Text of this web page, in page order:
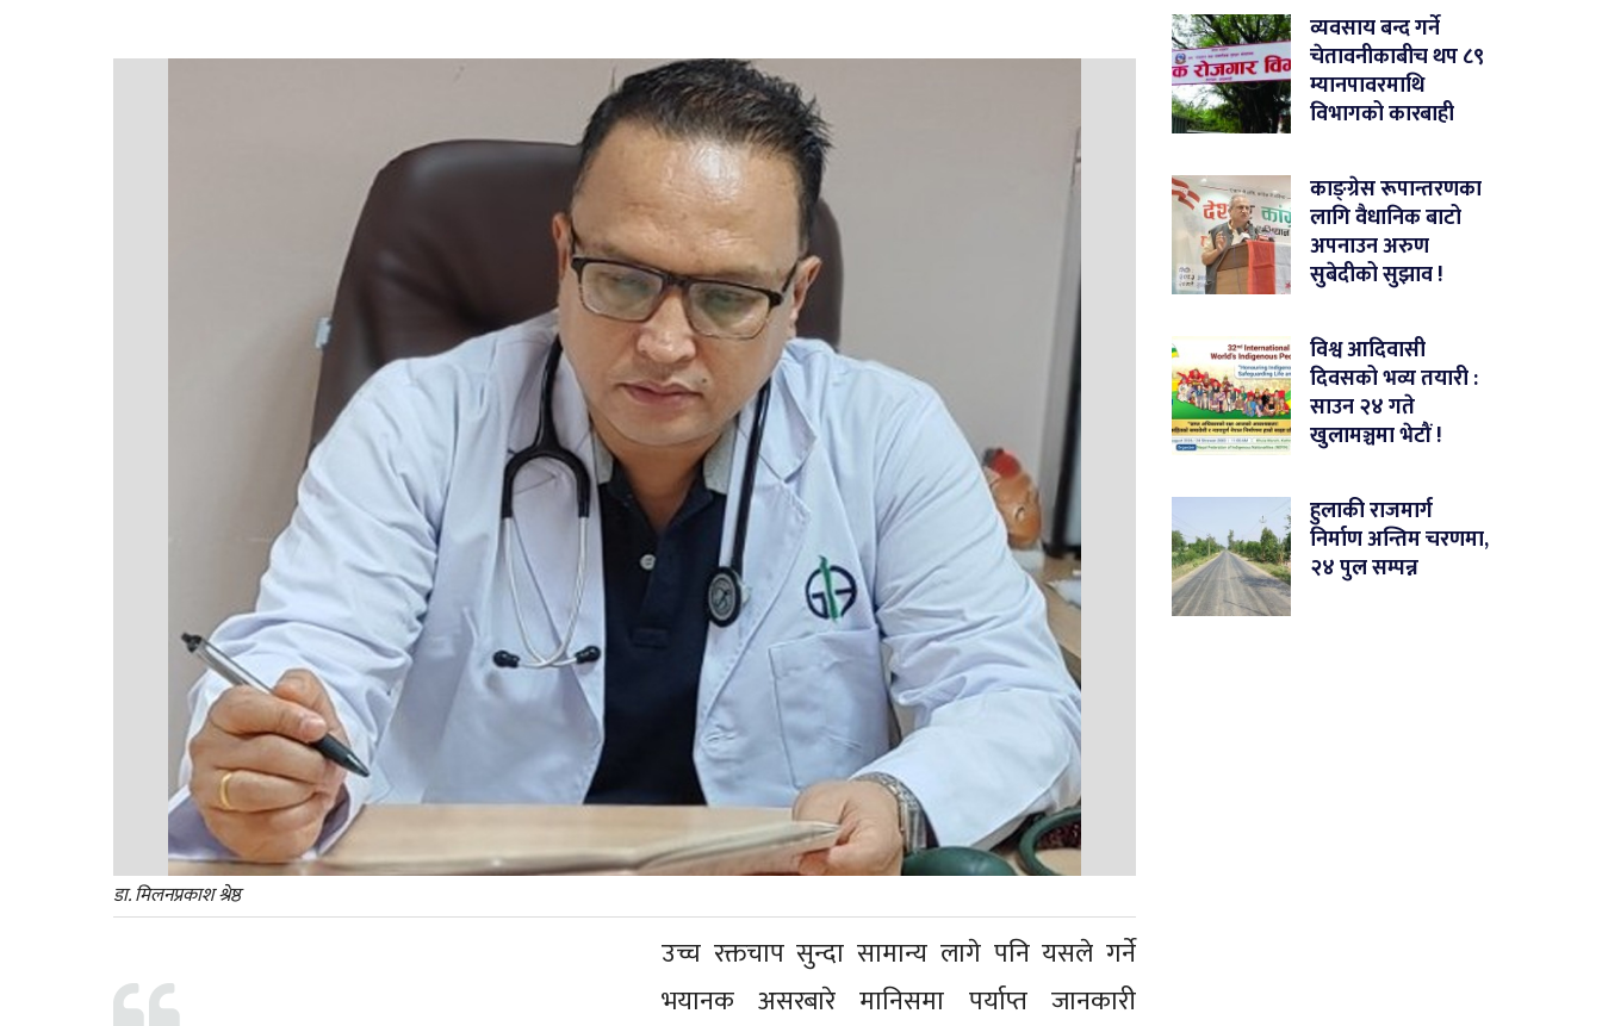
डा. मिलनप्रकाश श्रेष्ठ
उच्च रक्तचाप सुन्दा सामान्य लागे पनि यसले गर्ने
भयानक असरबारे मानिसमा पर्याप्त जानकारी
व्यवसाय बन्द गर्ने
चेतावनीकाबीच थप ८९
म्यानपावरमाथि
विभागको कारबाही
काङ्ग्रेस रूपान्तरणका
लागि वैधानिक बाटो
अपनाउन अरुण
सुबेदीको सुझाव !
विश्व आदिवासी
दिवसको भव्य तयारी :
साउन २४ गते
खुलामञ्चमा भेटौं !
हुलाकी राजमार्ग
निर्माण अन्तिम चरणमा,
२४ पुल सम्पन्न